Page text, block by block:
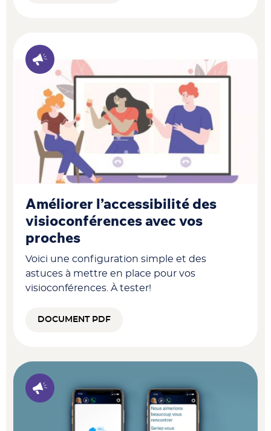
Améliorer l’accessibilité des
visioconférences avec vos
proches
Voici une configuration simple et des
astuces à mettre en place pour vos
visioconférences. À tester!
DOCUMENT PDF